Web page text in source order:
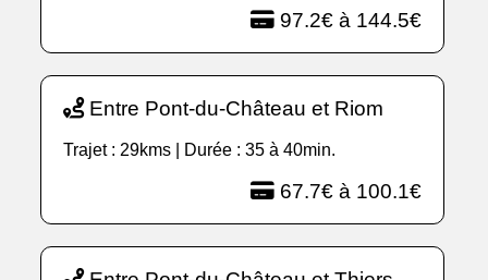
97.2€ à 144.5€
Entre Pont-du-Château et Riom
Trajet : 29kms | Durée : 35 à 40min.
67.7€ à 100.1€